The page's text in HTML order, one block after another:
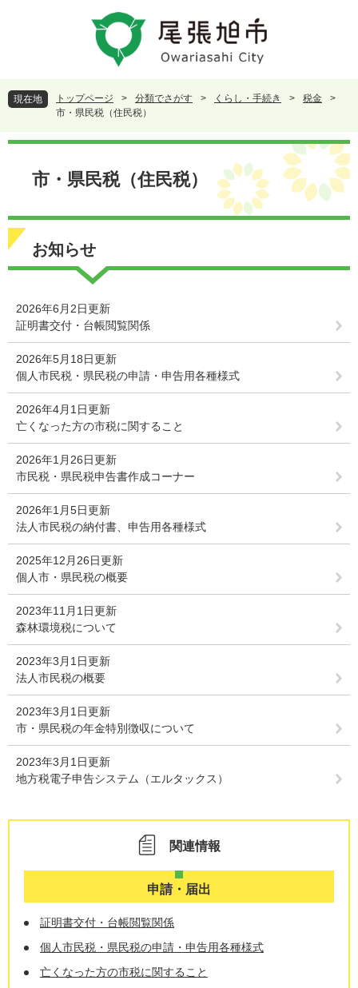
頭
で
。
飛
ば
て
現在地 トップページ > 分類でさがす > くらし・手続き > 税金
>
市・県民税（住民税）
本
市・県民税（住民税）
お知らせ
2026年6月2日更新
証明書交付・台帳閲覧関係
2026年5月18日更新
個人市民税・県民税の申請・申告用各種様式
2026年4月1日更新
亡くなった方の市税に関すること
2026年1月26日更新
市民税・県民税申告書作成コーナー
2026年1月5日更新
法人市民税の納付書、申告用各種様式
2025年12月26日更新
個人市・県民税の概要
2023年11月1日更新
森林環境税について
2023年3月1日更新
法人市民税の概要
2023年3月1日更新
市・県民税の年金特別徴収について
2023年3月1日更新
地方税電子申告システム（エルタックス）
関連情報
申請・届出
証明書交付・台帳閲覧関係
個人市民税・県民税の申請・申告用各種様式
亡くなった方の市税に関すること